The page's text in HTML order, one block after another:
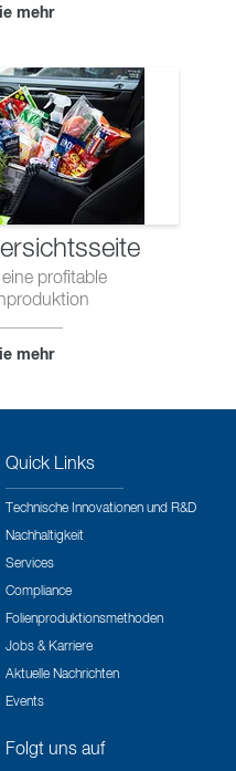
mehr
eine profitable
mehr
Quick Links
Technische Innovationen und R&D
Nachhaltigkeit
Services
Compliance
Folienproduktionsmethoden
Jobs & Karriere
Aktuelle Nachrichten
Events
Folgt uns auf